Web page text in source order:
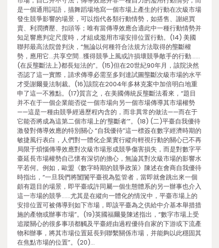
是一個通用詞語，描舞蹈場地寫一個市場上產生的行動在次級市場
發生競爭影響的場景，可以指代各類行動情勢，如搭售、謝絕買
賣、利潤擠壓、扣頭等；唯有當傳導效應合適此中一種行動情勢并
知足響應判定尺度時，才組成濫用市場安排位置行動。(14) 美國
聯邦最高法院曾判決，“無論以何種符合法規方法取得的壟斷權
勢，應用它…共享空間…獲得競爭上風或許損壞競爭敵手的行動……
(在反壟斷法上)都長短法的”。(15)但在20世紀90年月，該院決然
否認了這一實際，請求傳導必需至多到達試圖壟斷次級市場的水平
才受謝爾曼法制裁。(16)該院在2004年多林克案中加倍明白地重
申了這一不雅點。(17)質言之，在美國傳統反壟斷法看來，“題目
并不在于一個企業能否從一個市場向另一個市場傳導其市場權勢
——這是一種由競爭經過歷程內含的，而非異常的做法——而在于
它能否將成為這第二個市場上的‘壟斷者’”。(18) (二)平臺自我優待
激發對傳導效應的特別關心 “自我優待”這一標簽在數字經濟時期的
敏捷風行表白，人們對一體化企業實行縱向輕視行動的關心已不再
局限于煩惱傳導效應對次級市場形成競爭傷害損失，而是對數字平
臺延長市場權勢自己懷有深切的擔心，無論其對次級市場的影響水
平若何。例如，歐盟《數字時期的競爭政策》陳述在會商自我優待
時指出，“一旦我們將闤闠平臺視為監管者，當即就會跳出來一個
頗有題目的場景，即平臺或許同屬一個生態體系的另一辦事也介入
這一市場的競爭……尤其是在縱向一體化的情況中，平臺市場上的
安排位置可被傳導到如下市場，即該平臺為之供給中介基本舉措措
施的產物或辦事市場”。(19)英國福爾曼陳述指出，“數字市場上受
追蹤關心的很多事項都觸及平臺經由過程優待自家的下游或下流產
物和辦事，將其市場位置延長到聯繫關係市場，并能夠以此穩固其
在焦點市場的位置”。(20)…